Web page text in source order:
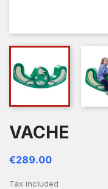
VACHE
€289.00
Tax included